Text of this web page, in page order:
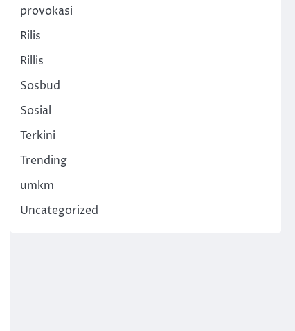
provokasi
Rilis
Rillis
Sosbud
Sosial
Terkini
Trending
umkm
Uncategorized